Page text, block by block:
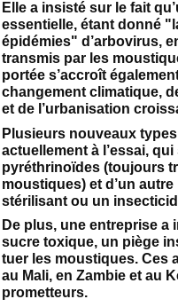
Elle a insisté sur le fait
essentielle, étant donné
épidémies" d’arbovirus,
transmis par les
portée s’accroît
changement climatique,
et de l’urbanisation
Plusieurs nouveaux
actuellement à l’essai,
pyréthrinoïdes (toujours
moustiques) et d’un
stérilisant ou un
De plus, une entreprise a
sucre toxique, un piège
tuer les moustiques. Ces
au Mali, en Zambie et au
prometteurs.